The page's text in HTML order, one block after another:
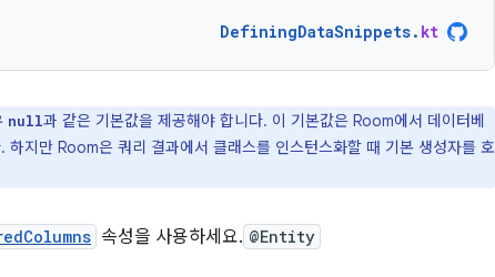
DefiningDataSnippets. kt
null과 같은 기본값을 제공해야 합니다. 이 기본값은 Room에서 데이터베
지만 Room은 쿼리 결과에서 클래스를 인스턴스화할 때 기본 생성자를 호
속성을 사용하세요. @Entity